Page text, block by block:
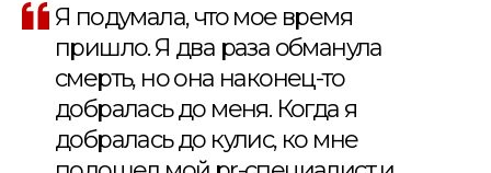
Я подумала, что мое время
пришло. Я два раза обманула
смерть, но она наконец-то
добралась до меня. Когда я
добралась до кулис, ко мне